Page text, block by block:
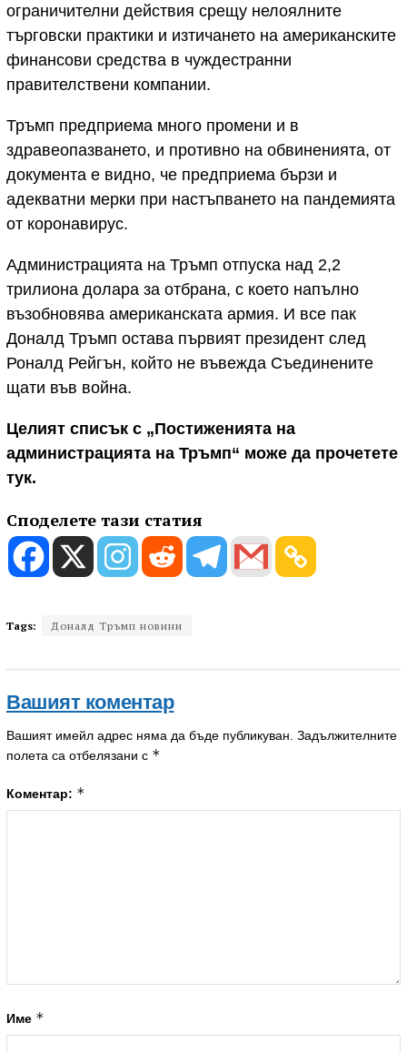
ограничителни действия срещу нелоялните
търговски практики и изтичането на американските
финансови средства в чуждестранни
правителствени компании.
Тръмп предприема много промени и в
здравеопазването, и противно на обвиненията, от
документа е видно, че предприема бързи и
адекватни мерки при настъпването на пандемията
от коронавирус.
Администрацията на Тръмп отпуска над 2,2
трилиона долара за отбрана, с което напълно
възобновява американската армия. И все пак
Доналд Тръмп остава първият президент след
Роналд Рейгън, който не въвежда Съединените
щати във война.
Целият списък с „Постиженията на
администрацията на Тръмп“ може да прочетете
тук.
Споделете тази статия
Tags: Доналд Тръмп новини
Вашият коментар
Вашият имейл адрес няма да бъде публикуван. Задължителните
полета са отбелязани с *
Коментар: *
Име *